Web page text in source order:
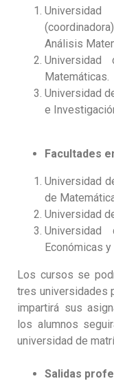
Análisis
Universidad
Matemáticas.
Universidad
e
Facultades
Universidad
de
Universidad
Económicas
Los cursos se
tres universidades
impartirá sus
los alumnos
universidad de
Salidas